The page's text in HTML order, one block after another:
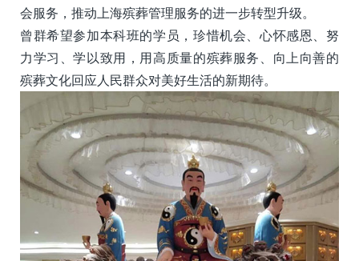
会服务，推动上海殡葬管理服务的进一步转型升级。
曾群希望参加本科班的学员，珍惜机会、心怀感恩、努
力学习、学以致用，用高质量的殡葬服务、向上向善的
殡葬文化回应人民群众对美好生活的新期待。